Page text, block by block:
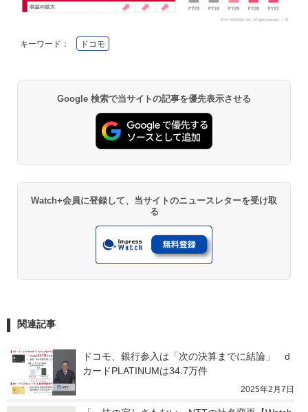
キーワード： ドコモ
Google 検索で当サイトの記事を優先表示させる
Watch+会員に登録して、当サイトのニュースレターを受け取
る
関連記事
ドコモ、銀行参入は「次の決算までに結論」　d
カードPLATINUMは34.7万件
2025年2月7日